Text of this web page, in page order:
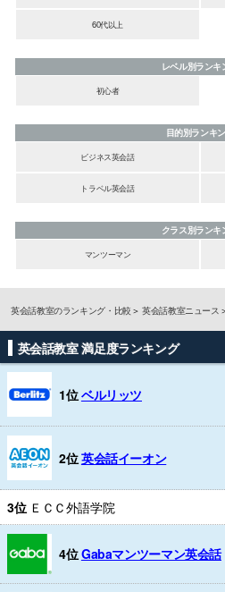
60代以上
レベル別ランキ
初心者
目的別ランキ
ビジネス英会話
トラベル英会話
クラス別ランキ
マンツーマン
英会話教室のランキング・比較 英会話教室ニュース
英会話教室 満足度ランキング
1位ベルリッツ
2位英会話イーオン
3位 ＥＣＣ外語学院
4位Gabaマンツーマン英会話